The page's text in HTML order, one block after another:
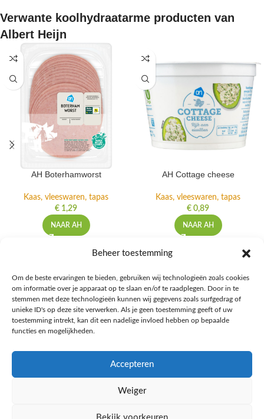
Beheer toestemming
Om de beste ervaringen te bieden, gebruiken wij technologieën zoals cookies
om informatie over je apparaat op te slaan en/of te raadplegen. Door in te
stemmen met deze technologieën kunnen wij gegevens zoals surfgedrag of
unieke ID's op deze site verwerken. Als je geen toestemming geeft of uw
toestemming intrekt, kan dit een nadelige invloed hebben op bepaalde
functies en mogelijkheden.
Accepteren
Weiger
Bekijk voorkeuren
Verwante koolhydraatarme producten van
Albert Heijn
AH Boterhamworst
Kaas, vleeswaren, tapas
€ 1,29
NAAR AH
AH Cottage cheese
Kaas, vleeswaren, tapas
€ 0,89
NAAR AH
Ontdek de beste keto-vriendelijke keuzes van Albert Heijn, verrijk je
kennis met onze diepgaande blogs over het keto-dieet, en deel jouw
favoriete keto recepten in onze bruisende online gemeenschap!